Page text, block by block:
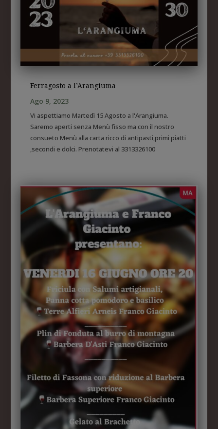
Ferragosto a l’Arangiuma
Ago 9, 2023
Vi aspettiamo Martedì 15 Agosto a l'Arangiuma.
Saremo aperti senza Menù fisso ma con il nostro
consueto Menù alla carta ricco di antipasti,primi piatti
,secondi e dolci. Prenotatevi al 3313326100